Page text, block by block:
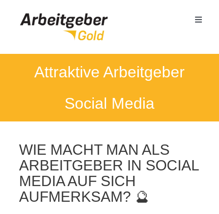
Toggle
Seminare
Attraktive Arbeitgeber
Social Media
WIE MACHT MAN ALS
ARBEITGEBER IN SOCIAL
MEDIA AUF SICH
AUFMERKSAM? 🔮